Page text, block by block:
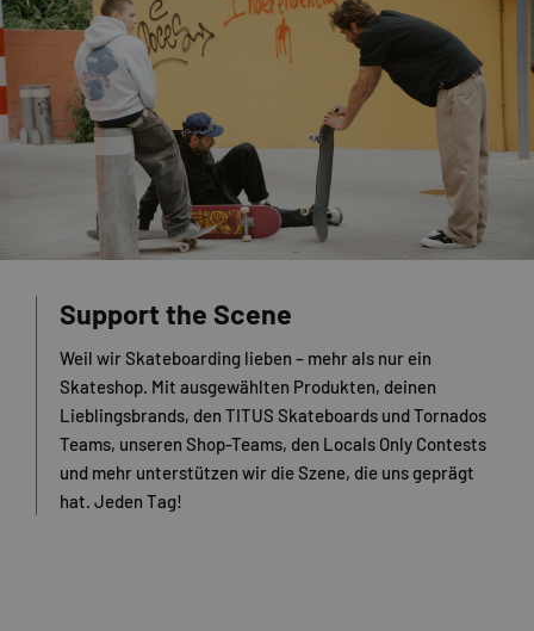
Support the Scene
Weil wir Skateboarding lieben – mehr als nur ein
Skateshop. Mit ausgewählten Produkten, deinen
Lieblingsbrands, den TITUS Skateboards und Tornados
Teams, unseren Shop-Teams, den Locals Only Contests
und mehr unterstützen wir die Szene, die uns geprägt
hat. Jeden Tag!